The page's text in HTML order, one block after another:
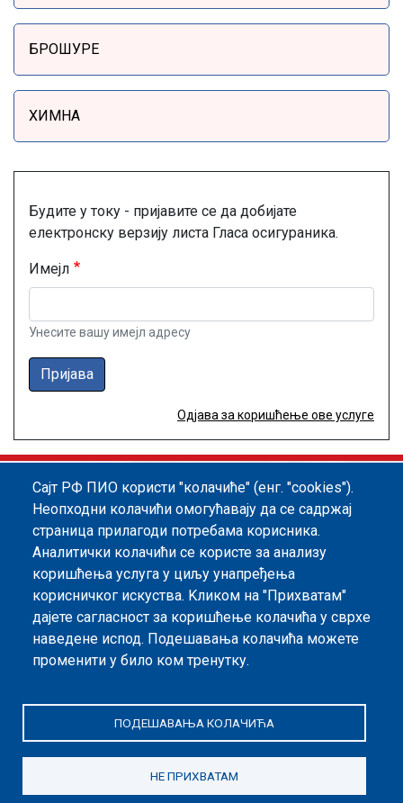
БРОШУРЕ
ХИМНА
Будите у току - пријавите се да добијате
електронску верзију листа Гласа осигураника.
Имејл
Унесите вашу имејл адресу
Пријава
Одјава за коришћење ове услуге
Footer menu
Информатор
Заштита података о личности
Информације од јавног значаја
Мапа сајта
Архива
Политика квалитета
Политика безбедности информација
Сајт РФ ПИО користи "колачиће" (енг. "cookies").
Неопходни колачићи омогућавају да се садржај
страница прилагоди потребама корисника.
Аналитички колачићи се користе за анализу
коришћења услуга у циљу унапређења
корисничког искуства. Kликом на "Прихватам"
дајете сагласност за коришћење колачића у сврхе
наведене испод. Подешавања колачића можете
променити у било ком тренутку.
ПОДЕШАВАЊА КОЛАЧИЋА
НЕ ПРИХВАТАМ